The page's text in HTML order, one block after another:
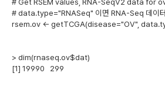
# data.type="RNASeq" 이면 RNA-Seq 데이
rsem.ov <- getTCGA(disease="OV",
> dim(rnaseq.ov$dat)
[1] 19990 299